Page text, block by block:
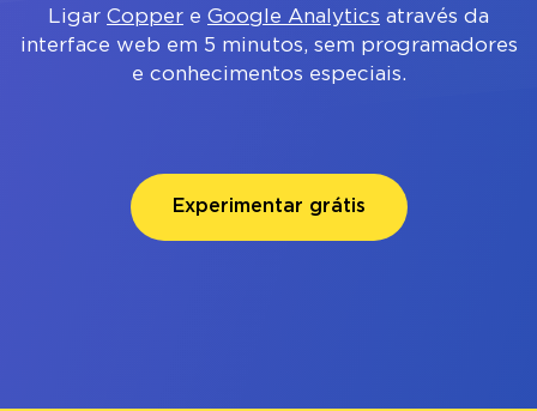
Ligar Copper e Google Analytics através da
interface web em 5 minutos, sem programadores
e conhecimentos especiais.
Experimentar grátis